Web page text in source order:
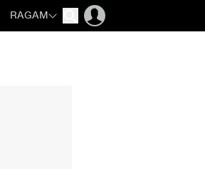
RAGAM